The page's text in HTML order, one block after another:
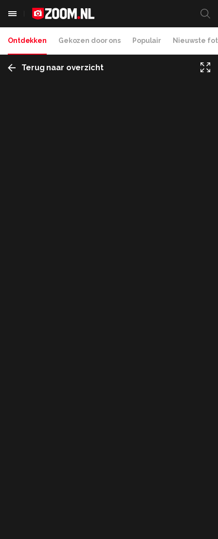
Ontdekken Gekozen door ons Populair Nieuwste
Terug naar overzicht